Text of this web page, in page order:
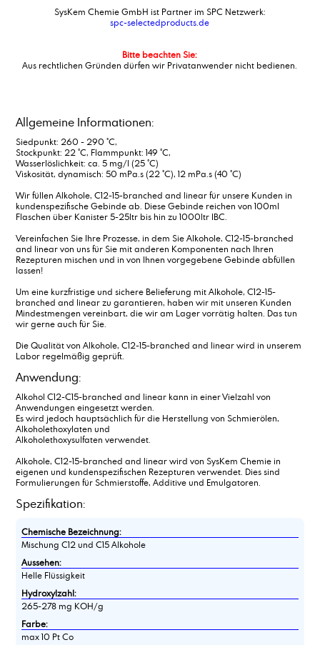
Alkohole, C12-15-branched and linear
Alkohole, C14-15-branched and linear
Alkylbenzolsulfonsäure
Aluminiumsulfat,fest, 17/18%
Amidosulfonsäure
Ammonium alkyl Sulfat
Ammoniumacetat, Lösung, ca. 50 %
Anisaldehyd
Antichlor
Äpfelsäure
Ätzkali in Schuppen
Ätznatron in Perlen
Ätznatron in Schuppen
Azelainsäure
SysKem Chemie GmbH ist Partner im SPC Netzwerk:
spc-selectedproducts.de
Bitte beachten Sie:
Aus rechtlichen Gründen dürfen wir Privatanwender nicht bedienen.
Allgemeine Informationen:
Siedpunkt: 260 - 290 °C,
Stockpunkt: 22 °C, Flammpunkt: 149 °C,
Wasserlöslichkeit: ca. 5 mg/l (25 °C)
Viskosität, dynamisch: 50 mPa.s (22 °C), 12 mPa.s (40 °C)
Wir füllen Alkohole, C12-15-branched and linear für unsere Kunden in
kundenspezifische Gebinde ab. Diese Gebinde reichen von 100ml
Flaschen über Kanister 5-25ltr bis hin zu 1000ltr IBC.
Vereinfachen Sie Ihre Prozesse, in dem Sie Alkohole, C12-15-branched
and linear von uns für Sie mit anderen Komponenten nach Ihren
Rezepturen mischen und in von Ihnen vorgegebene Gebinde abfüllen
lassen!
Um eine kurzfristige und sichere Belieferung mit Alkohole, C12-15-
branched and linear zu garantieren, haben wir mit unseren Kunden
Mindestmengen vereinbart, die wir am Lager vorrätig halten. Das tun
wir gerne auch für Sie.
Die Qualität von Alkohole, C12-15-branched and linear wird in unserem
Labor regelmäßig geprüft.
Anwendung:
Alkohol C12-C15-branched and linear kann in einer Vielzahl von
Anwendungen eingesetzt werden.
Es wird jedoch hauptsächlich für die Herstellung von Schmierölen,
Alkoholethoxylaten und
Alkoholethoxysulfaten verwendet.
Alkohole, C12-15-branched and linear wird von SysKem Chemie in
eigenen und kundenspezifischen Rezepturen verwendet. Dies sind
Formulierungen für Schmierstoffe, Additive und Emulgatoren.
Spezifikation:
Chemische Bezeichnung:
Mischung C12 und C15 Alkohole
Aussehen:
Helle Flüssigkeit
Hydroxylzahl:
265-278 mg KOH/g
Farbe:
max 10 Pt Co